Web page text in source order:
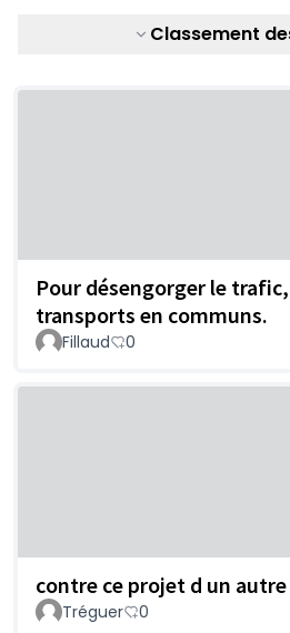
Classement
Pour désengorger le
transports en communs.
Fillaud 0
contre ce projet d un
Tréguer 0